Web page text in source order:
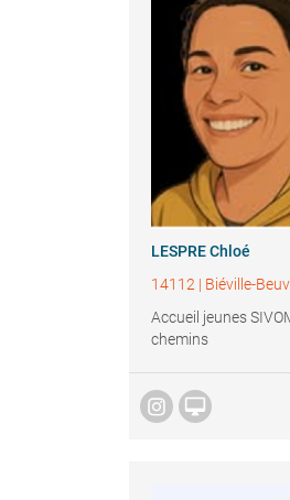
LESPREChloé
14112 | Biéville-
Accueil jeunes
chemins
